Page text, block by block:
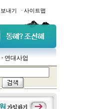
내기 · 사이트맵
연대사업